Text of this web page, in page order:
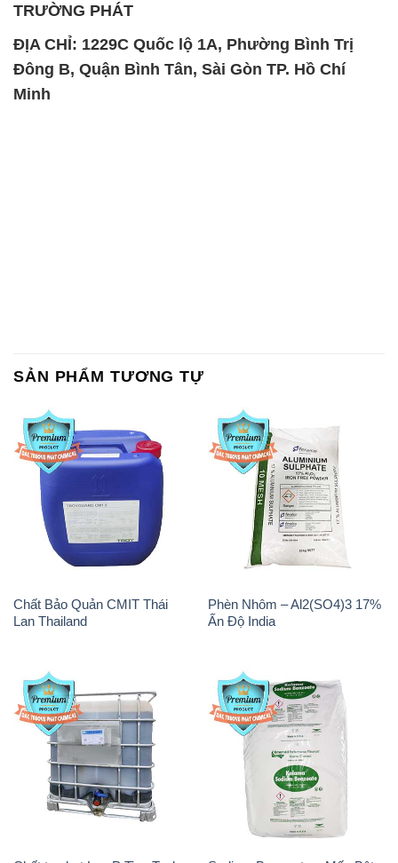
TRƯỜNG PHÁT
ĐỊA CHỈ: 1229C Quốc lộ 1A, Phường Bình Trị
Đông B, Quận Bình Tân, Sài Gòn TP. Hồ Chí
Minh
SẢN PHẨM TƯƠNG TỰ
Chất Bảo Quản CMIT Thái
Lan Thailand
Phèn Nhôm – Al2(SO4)3 17%
Ấn Độ India